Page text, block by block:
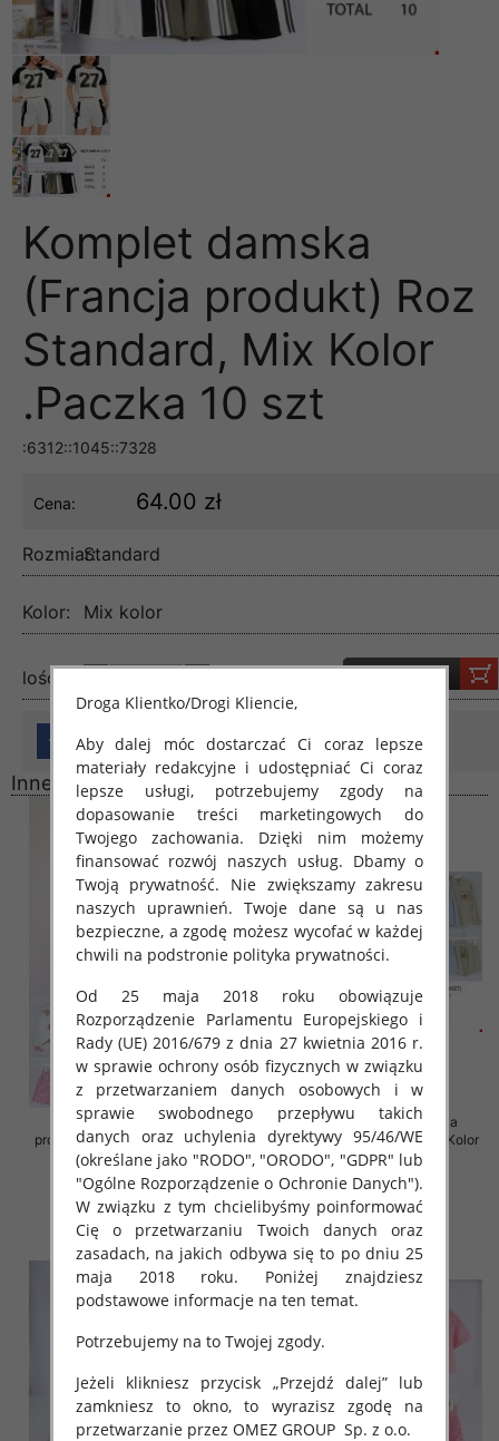
Komplet damska
(Francja produkt) Roz
Standard, Mix Kolor
.Paczka 10 szt
:6312::1045::7328
Cena: 64.00 zł
Rozmiar:Standard
Kolor: Mix kolor
lość:
Inne produkty
Komplet damskie (Francja
produkt) Roz S/M-M/L, Mix Kolor
.Paczka 8 szt
72.00 zł
szczegóły
Komplet damskie (Francja
produkt) Roz S/M-M/L, Mix Kolor
.Paczka 8 szt
77.00 zł
szczegóły
Droga Klientko/Drogi Kliencie,
Aby dalej móc dostarczać Ci coraz lepsze
materiały redakcyjne i udostępniać Ci coraz
lepsze usługi, potrzebujemy zgody na
dopasowanie treści marketingowych do
Twojego zachowania. Dzięki nim możemy
finansować rozwój naszych usług. Dbamy o
Twoją prywatność. Nie zwiększamy zakresu
naszych uprawnień. Twoje dane są u nas
bezpieczne, a zgodę możesz wycofać w każdej
chwili na podstronie polityka prywatności.
Od 25 maja 2018 roku obowiązuje
Rozporządzenie Parlamentu Europejskiego i
Rady (UE) 2016/679 z dnia 27 kwietnia 2016 r.
w sprawie ochrony osób fizycznych w związku
z przetwarzaniem danych osobowych i w
sprawie swobodnego przepływu takich
danych oraz uchylenia dyrektywy 95/46/WE
(określane jako "RODO", "ORODO", "GDPR" lub
"Ogólne Rozporządzenie o Ochronie Danych").
W związku z tym chcielibyśmy poinformować
Cię o przetwarzaniu Twoich danych oraz
zasadach, na jakich odbywa się to po dniu 25
maja 2018 roku. Poniżej znajdziesz
podstawowe informacje na ten temat.
Potrzebujemy na to Twojej zgody.
Jeżeli klikniesz przycisk „Przejdź dalej” lub
zamkniesz to okno, to wyrazisz zgodę na
przetwarzanie przez OMEZ GROUP Sp. z o.o.